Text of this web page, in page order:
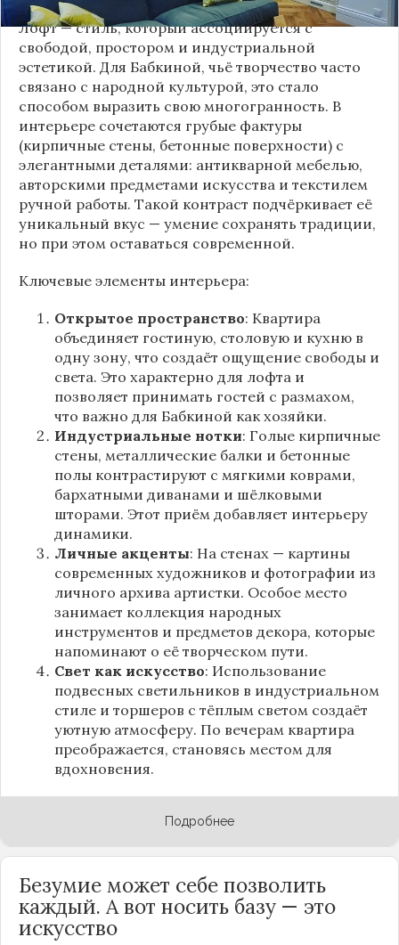
Лофт — стиль, который ассоциируется с
свободой, простором и индустриальной
эстетикой. Для Бабкиной, чьё творчество часто
связано с народной культурой, это стало
способом выразить свою многогранность. В
интерьере сочетаются грубые фактуры
(кирпичные стены, бетонные поверхности) с
элегантными деталями: антикварной мебелью,
авторскими предметами искусства и текстилем
ручной работы. Такой контраст подчёркивает её
уникальный вкус — умение сохранять традиции,
но при этом оставаться современной.
Ключевые элементы интерьера:
Открытое пространство: Квартира
объединяет гостиную, столовую и кухню в
одну зону, что создаёт ощущение свободы и
света. Это характерно для лофта и
позволяет принимать гостей с размахом,
что важно для Бабкиной как хозяйки.
Индустриальные нотки: Голые кирпичные
стены, металлические балки и бетонные
полы контрастируют с мягкими коврами,
бархатными диванами и шёлковыми
шторами. Этот приём добавляет интерьеру
динамики.
Личные акценты: На стенах — картины
современных художников и фотографии из
личного архива артистки. Особое место
занимает коллекция народных
инструментов и предметов декора, которые
напоминают о её творческом пути.
Свет как искусство: Использование
подвесных светильников в индустриальном
стиле и торшеров с тёплым светом создаёт
уютную атмосферу. По вечерам квартира
преображается, становясь местом для
вдохновения.
Подробнее
Безумие может себе позволить
каждый. А вот носить базу — это
искусство